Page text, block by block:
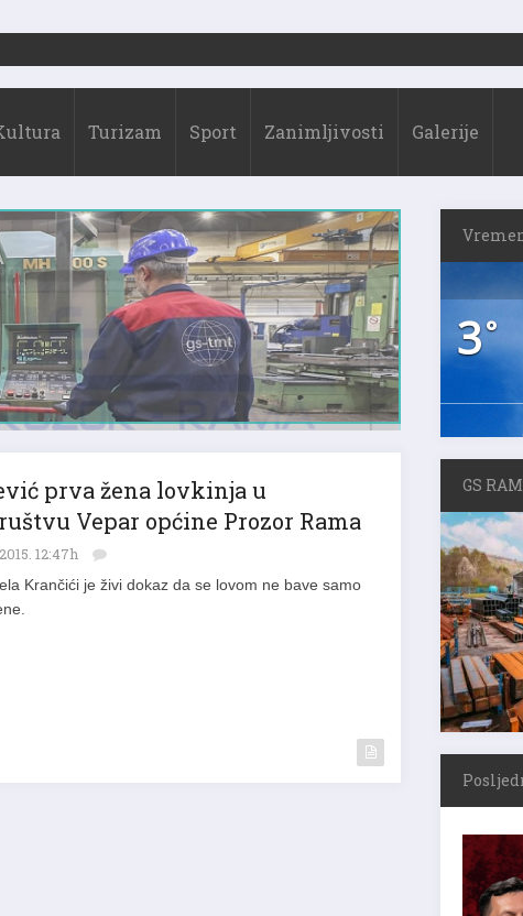
Turizam Sport Zanimljivosti Galerije
prva žena lovkinja u
Vepar općine Prozor Rama
12:47h
Krančići je živi dokaz da se lovom ne bave samo
3°
GS